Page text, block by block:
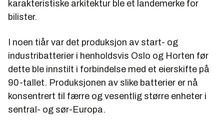
karakteristiske arkitektur ble et landemerke for
bilister.
I noen tiår var det produksjon av start- og
industribatterier i henholdsvis Oslo og Horten før
dette ble innstilt i forbindelse med et eierskifte på
90-tallet. Produksjonen av slike batterier er nå
konsentrert til færre og vesentlig større enheter i
sentral- og sør-Europa.